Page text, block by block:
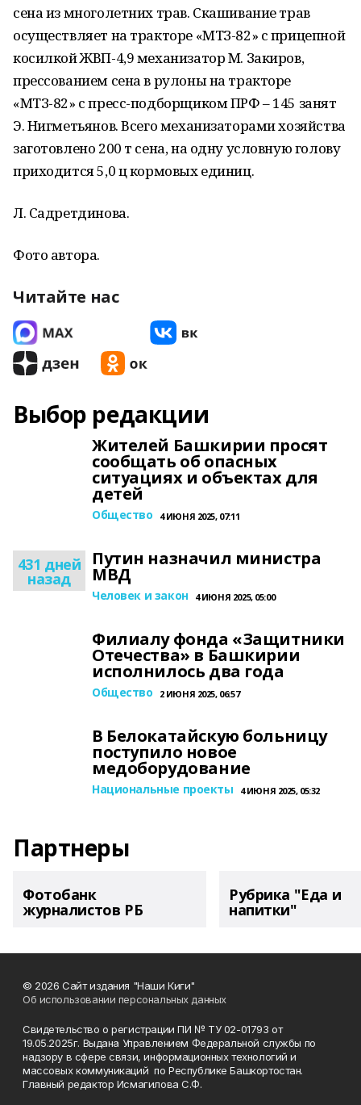
сена из многолетних трав. Скашивание трав
осуществляет на тракторе «МТЗ-82» с прицепной
косилкой ЖВП-4,9 механизатор М. Закиров,
прессованием сена в рулоны на тракторе
«МТЗ-82» с пресс-подборщиком ПРФ – 145 занят
Э. Нигметьянов. Всего механизаторами хозяйства
заготовлено 200 т сена, на одну условную голову
приходится 5,0 ц кормовых единиц.
Л. Садретдинова.
Фото автора.
Читайте нас
Выбор редакции
Жителей Башкирии просят
сообщать об опасных
ситуациях и объектах для
детей
Общество 4 ИЮНЯ 2025, 07:11
431 дней
назад
Путин назначил министра
МВД
Человек и закон 4 ИЮНЯ 2025, 05:00
Филиалу фонда «Защитники
Отечества» в Башкирии
исполнилось два года
Общество 2 ИЮНЯ 2025, 06:57
В Белокатайскую больницу
поступило новое
медоборудование
Национальные проекты 4 ИЮНЯ 2025, 05:32
Партнеры
Фотобанк
журналистов РБ
Рубрика "Еда и
напитки"
© 2026 Сайт издания "Наши Киги"
Об использовании персональных данных
Свидетельство о регистрации ПИ № ТУ 02-01793 от
19.05.2025г. Выдана Управлением Федеральной службы по
надзору в сфере связи, информационных технологий и
массовых коммуникаций по Республике Башкортостан.
Главный редактор Исмагилова С.Ф.